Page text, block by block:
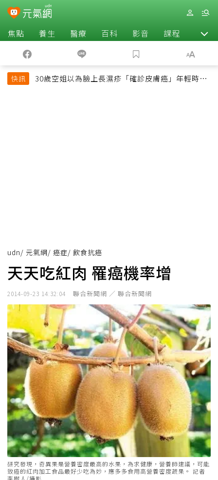
焦點 養生 醫療 百科 影音 課程 退休
快訊
30歲空姐以為臉上長濕疹「確診皮膚癌」年輕時一
udn/ 元氣網/ 癌症/ 飲食抗癌
天天吃紅肉 罹癌機率增
2014-09-23 14:32:04 聯合新聞網 ／ 聯合新聞網
研究發現，奇異果是營養密度最高的水果，為求健康，營養師建議，可能
致癌的紅肉加工食品最好少吃為妙，應多多食用高營養密度蔬果。 記者